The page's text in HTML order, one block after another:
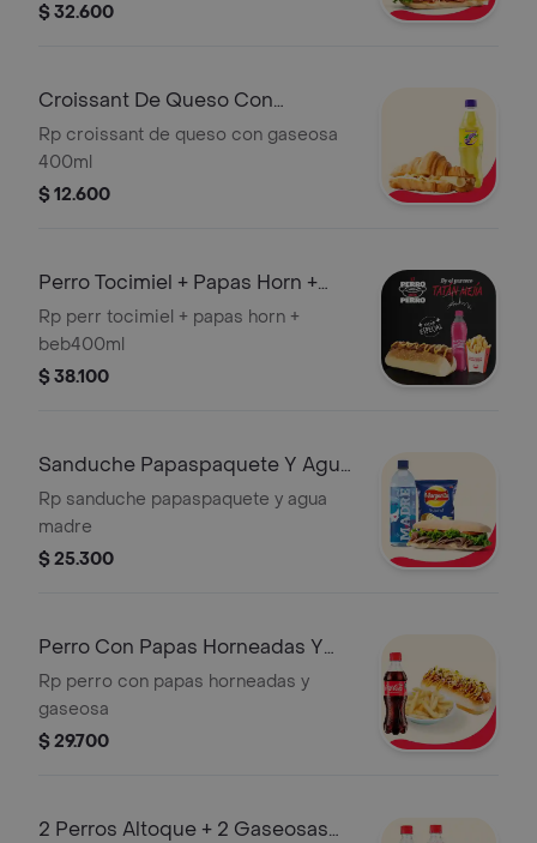
$ 32.600
Croissant De Queso Con
Gaseosa
Rp croissant de queso con gaseosa
400ml
$ 12.600
Perro Tocimiel + Papas Horn +
Beb 400ml
Rp perr tocimiel + papas horn +
beb400ml
$ 38.100
Sanduche Papaspaquete Y Agua
Madre
Rp sanduche papaspaquete y agua
madre
$ 25.300
Perro Con Papas Horneadas Y
Gaseosa
Rp perro con papas horneadas y
gaseosa
$ 29.700
2 Perros Altoque + 2 Gaseosas